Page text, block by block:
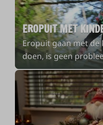
EROPUIT MET
Eropuit gaan met
doen, is geen